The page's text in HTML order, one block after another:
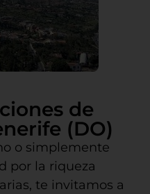
de
(DO)
o simplemente
por la riqueza
te invitamos a